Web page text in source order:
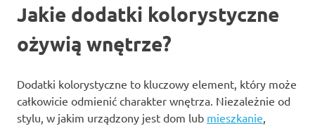
Jakie dodatki kolorystyczne
ożywią wnętrze?
Dodatki kolorystyczne to kluczowy element, który może
całkowicie odmienić charakter wnętrza. Niezależnie od
stylu, w jakim urządzony jest dom lub mieszkanie